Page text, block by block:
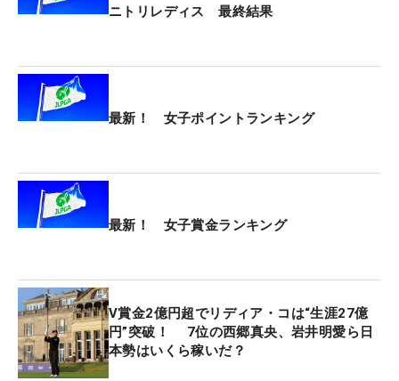
49/56ホール（9位）、パーオンは58/72ホール（2
位）とショットメーカー“らしさ”を発揮。
ど、資生堂レディスからあまりショットがよくなく
て、2週間前、NEC軽井沢2日目の後半からショット
のコツを徐々につかんで上がってきた感じ。すごい
（同）
「難しい」とされてきた2勝目をすんなり手にした
桑木。次の目標について「メジャーで優勝したいと
ニトリレディス 最終結果
最新！ 女子ポイントランキング
最新！ 女子賞金ランキング
V賞金2億円超でリディア・コは“生涯27億
円”突破！ 7位の西郷真央、岩井明愛ら日
本勢はいくら稼いだ？